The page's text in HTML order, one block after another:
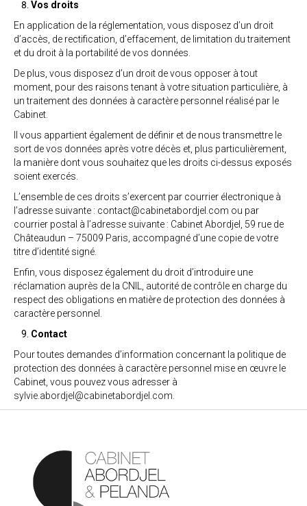
Vos droits
En application de la réglementation, vous disposez d’un droit
d’accès, de rectification, d’effacement, de limitation du traitement
et du droit à la portabilité de vos données.
De plus, vous disposez d’un droit de vous opposer à tout
moment, pour des raisons tenant à votre situation particulière, à
un traitement des données à caractère personnel réalisé par le
Cabinet.
Il vous appartient également de définir et de nous transmettre le
sort de vos données après votre décès et, plus particulièrement,
la manière dont vous souhaitez que les droits ci-dessus exposés
soient exercés.
L’ensemble de ces droits s’exercent par courrier électronique à
l’adresse suivante : contact@cabinetabordjel.com ou par
courrier postal à l’adresse suivante : Cabinet Abordjel, 59 rue de
Châteaudun – 75009 Paris, accompagné d’une copie de votre
titre d’identité signé.
Enfin, vous disposez également du droit d’introduire une
réclamation auprès de la CNIL, autorité de contrôle en charge du
respect des obligations en matière de protection des données à
caractère personnel.
Contact
Pour toutes demandes d’information concernant la politique de
protection des données à caractère personnel mise en œuvre le
Cabinet, vous pouvez vous adresser à
sylvie.abordjel@cabinetabordjel.com